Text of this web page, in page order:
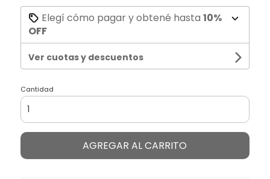
Elegí cómo pagar y obtené hasta 10%
OFF
Ver cuotas y descuentos
Cantidad
AGREGAR AL CARRITO